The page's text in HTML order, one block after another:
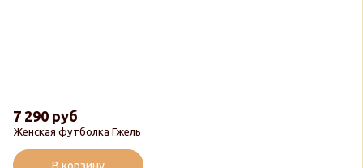
Женская футболка Гжель
7 290 руб
В корзину